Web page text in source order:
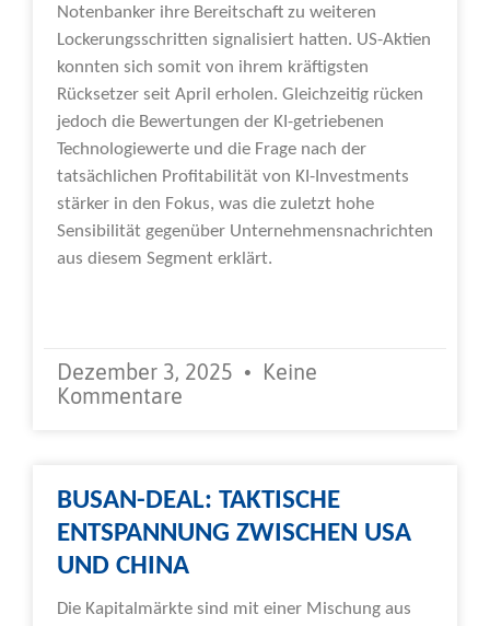
Notenbanker ihre Bereitschaft zu weiteren
Lockerungsschritten signalisiert hatten. US-Aktien
konnten sich somit von ihrem kräftigsten
Rücksetzer seit April erholen. Gleichzeitig rücken
jedoch die Bewertungen der KI-getriebenen
Technologiewerte und die Frage nach der
tatsächlichen Profitabilität von KI-Investments
stärker in den Fokus, was die zuletzt hohe
Sensibilität gegenüber Unternehmensnachrichten
aus diesem Segment erklärt.
Dezember 3, 2025
Keine
Kommentare
BUSAN-DEAL: TAKTISCHE
ENTSPANNUNG ZWISCHEN USA
UND CHINA
Die Kapitalmärkte sind mit einer Mischung aus